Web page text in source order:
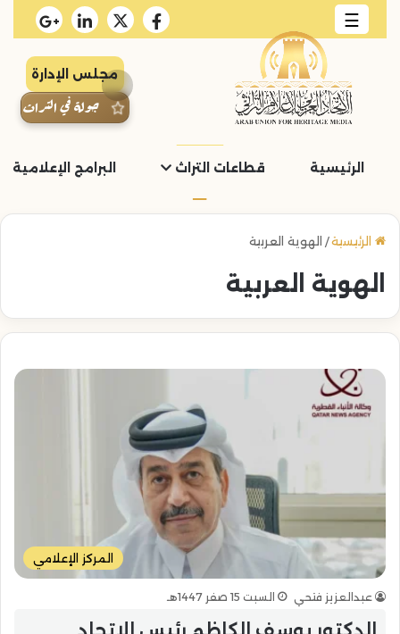
☰
مجلس الإدارة
جولة في التراث
الرئيسية قطاعات التراث البرامج الإعلامية
الرئيسية/ الهوية العربية
الهوية العربية
المركز الإعلامي
عبدالعزيز فتحي السبت 15 صفر 1447هـ